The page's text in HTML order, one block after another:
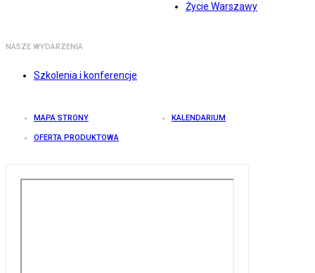
Życie Warszawy
NASZE WYDARZENIA
Szkolenia i konferencje
MAPA STRONY KALENDARIUM
OFERTA PRODUKTOWA